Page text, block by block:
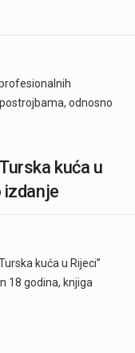
odnosno
kuća u
izdanje
kuća u Rijeci”
18 godina, knjiga